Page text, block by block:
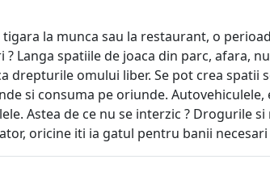
la munca sau la restaurant, o
Langa spatiile de joaca din parc, afara,
drepturile omului liber. Se pot crea
si consuma pe oriunde.
Astea de ce nu se interzic ? Drogurile
oricine iti ia gatul pentru banii